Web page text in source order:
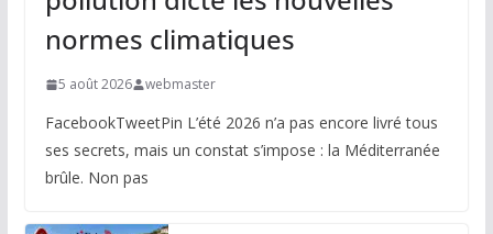
normes climatiques
5 août 2026 webmaster
FacebookTweetPin L’été 2026 n’a pas encore livré tous
ses secrets, mais un constat s’impose : la Méditerranée
brûle. Non pas